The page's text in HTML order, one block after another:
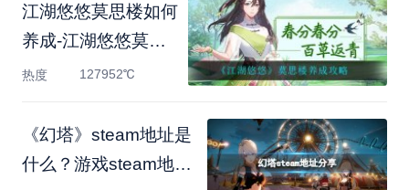
江湖悠悠莫思楼如何
养成-江湖悠悠莫思
楼养成攻
热度 127952℃
《幻塔》steam地址是
什么？游戏steam地址